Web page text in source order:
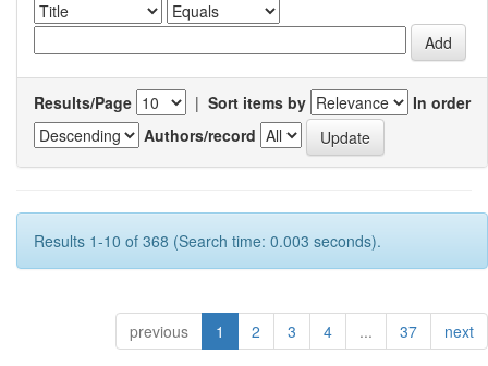
Results/Page | Sort items by
In order
Authors/record
Results 1-10 of 368 (Search time: 0.003 seconds).
previous 1 2 3 4 ... 37 next